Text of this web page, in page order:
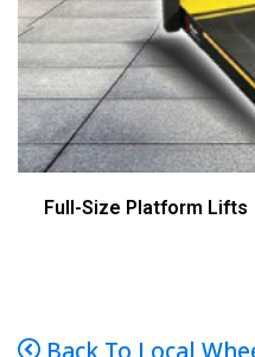
Full-Size Platform Lifts